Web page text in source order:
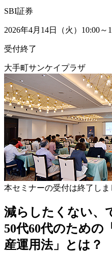
SBI証券
2026年4月14日（火）10:00～
受付終了
大手町サンケイプラザ
本セミナーの受付は終了しま
減らしたくない、
50代60代のための
産運用法」とは？